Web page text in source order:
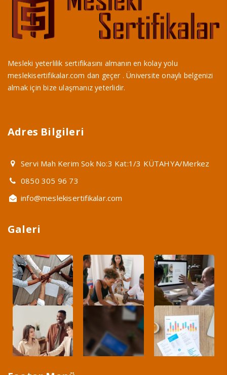
Mesleki yeterlilik sertifikasını almanın en kolay yolu
meslekisertifikalar.com dan geçer . Üniversite onaylı belgenizi
almak için bize ulaşmanız yeterlidir.
Adres Bilgileri
Servi Mah Kerim Sok No:3 Kat:1/3 KÜTAHYA/Merkez
0850 305 96 73
info@meslekisertifikalar.com
Galeri